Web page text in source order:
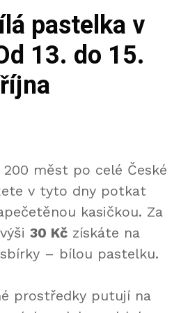
pastelka v
13. do 15.
října
měst po celé České
v tyto dny potkat
kasičkou. Za
30 Kčzískáte na
– bílou pastelku.
prostředky putují na